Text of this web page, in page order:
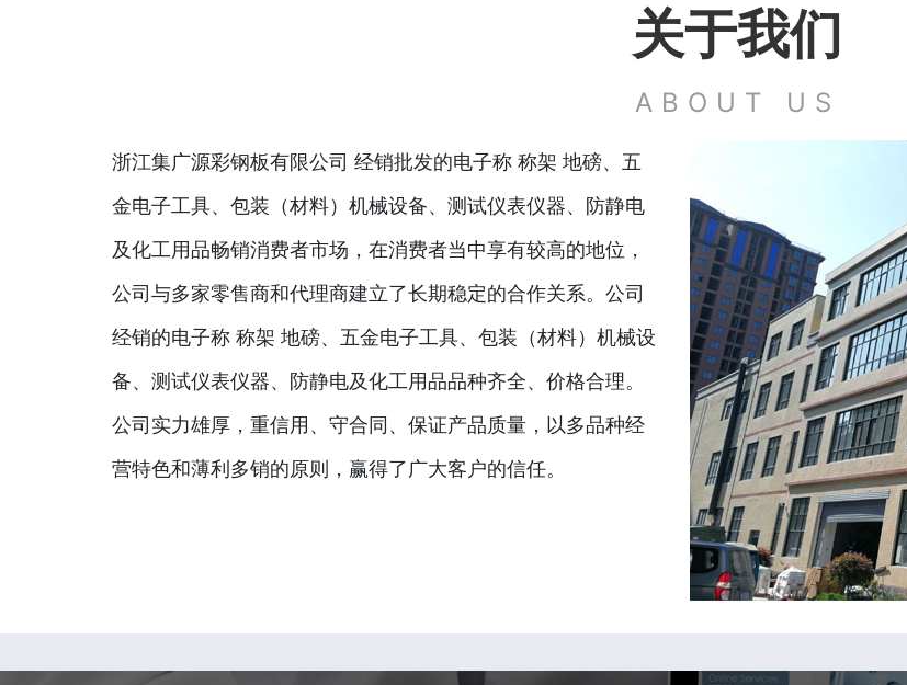
关于我们
ABOUT US
浙江集广源彩钢板有限公司 经销批发的电子称 称架 地磅、五
金电子工具、包装（材料）机械设备、测试仪表仪器、防静电
及化工用品畅销消费者市场，在消费者当中享有较高的地位，
公司与多家零售商和代理商建立了长期稳定的合作关系。公司
经销的电子称 称架 地磅、五金电子工具、包装（材料）机械设
备、测试仪表仪器、防静电及化工用品品种齐全、价格合理。
公司实力雄厚，重信用、守合同、保证产品质量，以多品种经
营特色和薄利多销的原则，赢得了广大客户的信任。